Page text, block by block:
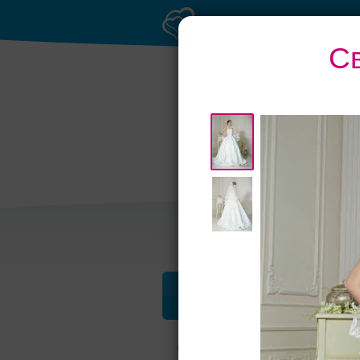
Банкетный зал при
Профессионалы и услуги
Свадьба в Самаре Свадебные